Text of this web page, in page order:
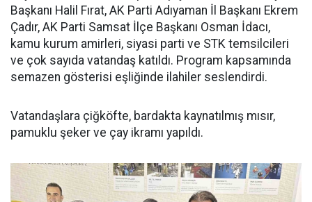
Başkanı Halil Fırat, AK Parti Adıyaman İl Başkanı Ekrem
Çadır, AK Parti Samsat İlçe Başkanı Osman İdacı,
kamu kurum amirleri, siyasi parti ve STK temsilcileri
ve çok sayıda vatandaş katıldı. Program kapsamında
semazen gösterisi eşliğinde ilahiler seslendirdi.
Vatandaşlara çiğköfte, bardakta kaynatılmış mısır,
pamuklu şeker ve çay ikramı yapıldı.